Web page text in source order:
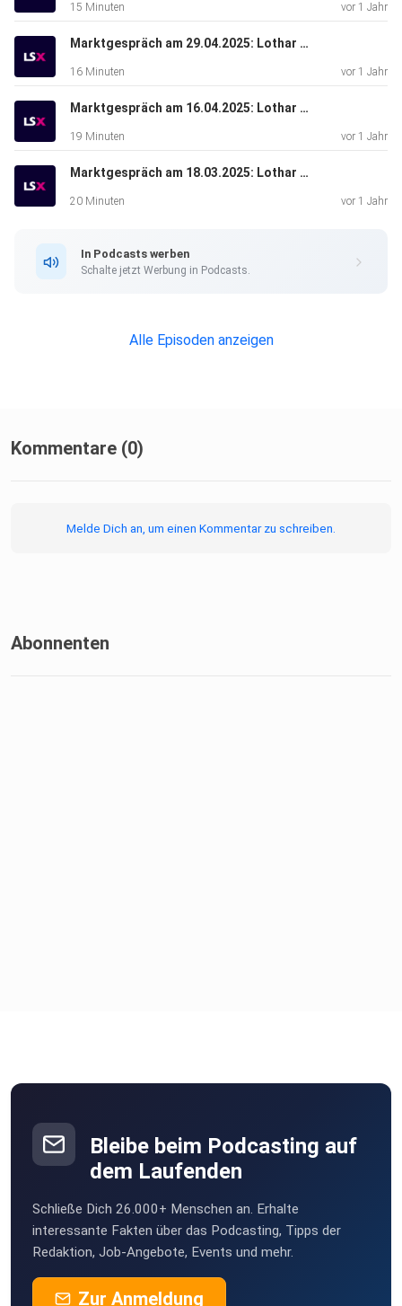
15 Minuten vor 1 Jahr
Marktgespräch am 29.04.2025: Lothar Albert & Bastian Galuschka
16 Minuten vor 1 Jahr
Marktgespräch am 16.04.2025: Lothar Albert & Michael Flender
19 Minuten vor 1 Jahr
Marktgespräch am 18.03.2025: Lothar Albert & Valentin Schelbert
20 Minuten vor 1 Jahr
In Podcasts werben
Schalte jetzt Werbung in Podcasts.
Alle Episoden anzeigen
Kommentare (0)
Melde Dich an, um einen Kommentar zu schreiben.
Abonnenten
Bleibe beim Podcasting auf
dem Laufenden
Schließe Dich 26.000+ Menschen an. Erhalte
interessante Fakten über das Podcasting, Tipps der
Redaktion, Job-Angebote, Events und mehr.
Zur Anmeldung